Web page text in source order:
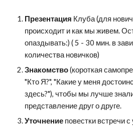
Презентация Клуба (для
происходит и как мы живем.
опаздывать:) ( 5 - 30 мин. в
количества новичков)
Знакомство (короткая
"Кто Я?", "Какие у меня
здесь?"), чтобы мы лучше
представление друг о друге.
Уточнение повестки встречи